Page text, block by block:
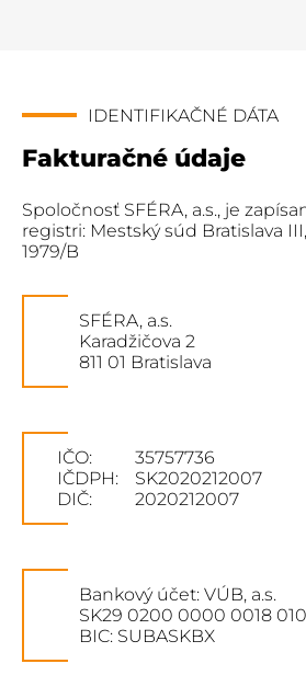
IDENTIFIKAČNÉ DÁTA
Fakturačné údaje
Spoločnosť SFÉRA, a.s., je
registri: Mestský súd Bratislava
1979/B
SFÉRA, a.s.
Karadžičova 2
811 01 Bratislava
IČO:
35757736
IČDPH:
SK2020212007
DIČ:
2020212007
Bankový účet: VÚB, a.s.
SK29 0200 0000 0018
BIC: SUBASKBX